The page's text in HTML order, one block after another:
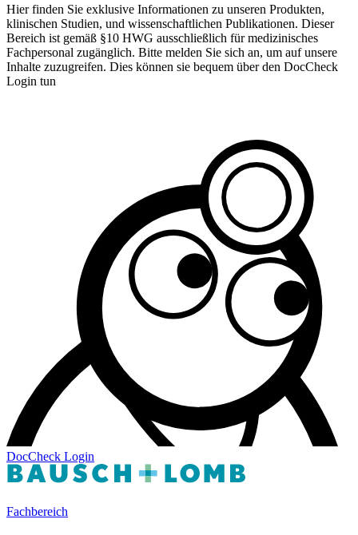
Hier finden Sie exklusive Informationen zu unseren Produkten,
klinischen Studien, und wissenschaftlichen Publikationen. Dieser
Bereich ist gemäß §10 HWG ausschließlich für medizinisches
Fachpersonal zugänglich. Bitte melden Sie sich an, um auf unsere
Inhalte zuzugreifen. Dies können sie bequem über den DocCheck
Login tun
DocCheck Login
Fachbereich